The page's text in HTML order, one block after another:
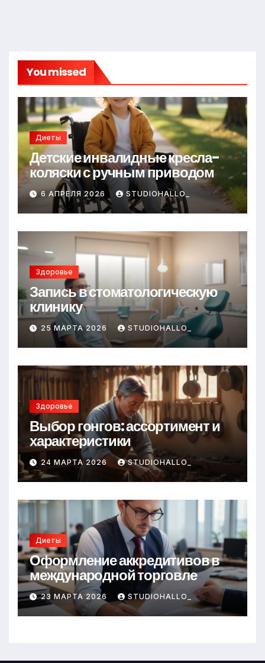
You missed
Диеты
Детские инвалидные кресла-
коляски с ручным приводом
6 АПРЕЛЯ 2026 STUDIOHALLO_
Здоровье
Запись в стоматологическую
клинику
25 МАРТА 2026 STUDIOHALLO_
Здоровье
Выбор гонгов: ассортимент и
характеристики
24 МАРТА 2026 STUDIOHALLO_
Диеты
Оформление аккредитивов в
международной торговле
23 МАРТА 2026 STUDIOHALLO_